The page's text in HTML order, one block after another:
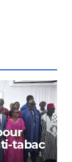
tabac